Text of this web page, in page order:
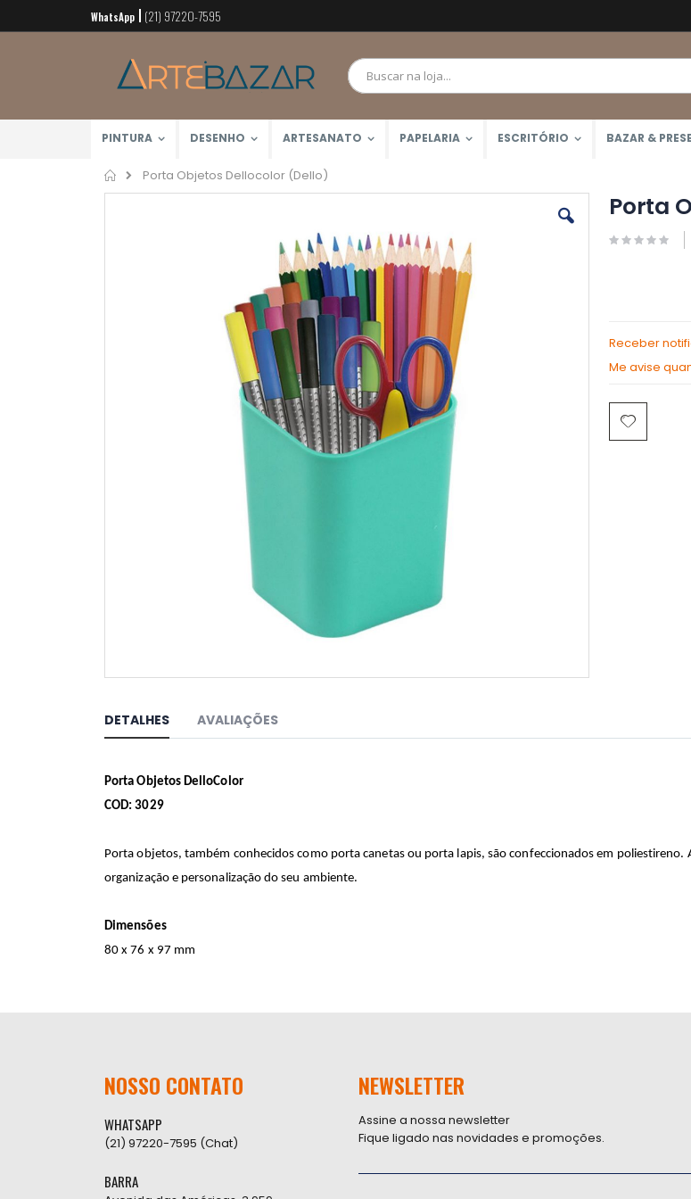
Pular
para
conteúdo
WhatsApp (21) 97220-7595
PINTURA DESENHO ARTESANATO PAPELARIA ESCRITÓRIO BAZAR &
Home
Porta Objetos Dellocolor (Dello)
Pular
o
início
de
imagens
Porta
Receber
Me avise
DETALHES
Porta Objetos DelloColor
COD: 3029
Porta objetos, também conhecidos como porta canetas ou porta lapis, são confeccionados em
organização e personalização do seu ambiente.
Dimensões
80 x 76 x 97 mm
AVALIAÇÕES
NOSSO CONTATO
WHATSAPP
(21) 97220-7595 (Chat)
BARRA
NEWSLETTER
Assine a nossa newsletter
Fique ligado nas novidades e promoções.